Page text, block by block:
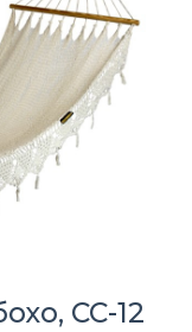
CC-12